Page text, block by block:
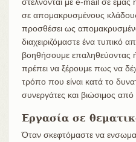
σε απομακρυσμένους
προσθέσει ως
διαχειριζόμαστε ένα τυπικό
βοηθήσουμε επαληθεύοντας ή
πρέπει να ξέρουμε πως να
τρόπο που είναι κατά το
συνεργάτες και βιώσιμος
Εργασία σε
Όταν σκεφτόμαστε να